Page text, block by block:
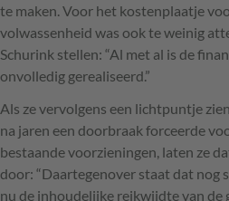
te maken. Voor het kostenplaatje
volwassenheid was ook te weinig
Schurink stellen: “Al met al is de
onvolledig gerealiseerd.”
Als ze vervolgens een lichtpuntje
na jaren een doorbraak forceerde
bestaande voorzieningen, laten ze
door: “Daartegenover staat dat nog
nu de inhoudelijke reikwijdte van de